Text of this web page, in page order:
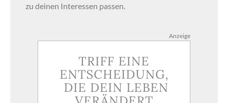
zu deinen Interessen passen.
Anzeige